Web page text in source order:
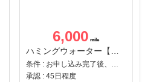
6,000
承認 : 45日程度